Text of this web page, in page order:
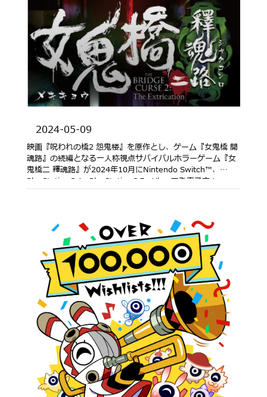
2024-05-09
映画『呪われの橋2 怨鬼楼』を原作とし、ゲーム『女鬼橋 開
魂路』の続編となる一人称視点サバイバルホラーゲーム『女
鬼橋二 釋魂路』が2024年10月にNintendo Switch™、
PlayStation®4、PlayStation®5、Xboxで発売予定！